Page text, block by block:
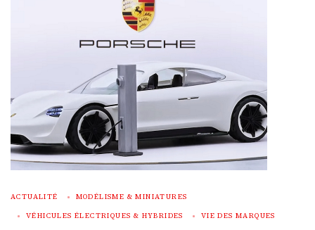
ACTUALITÉ MODÉLISME & MINIATURES
VÉHICULES ÉLECTRIQUES & HYBRIDES VIE DES MARQUES